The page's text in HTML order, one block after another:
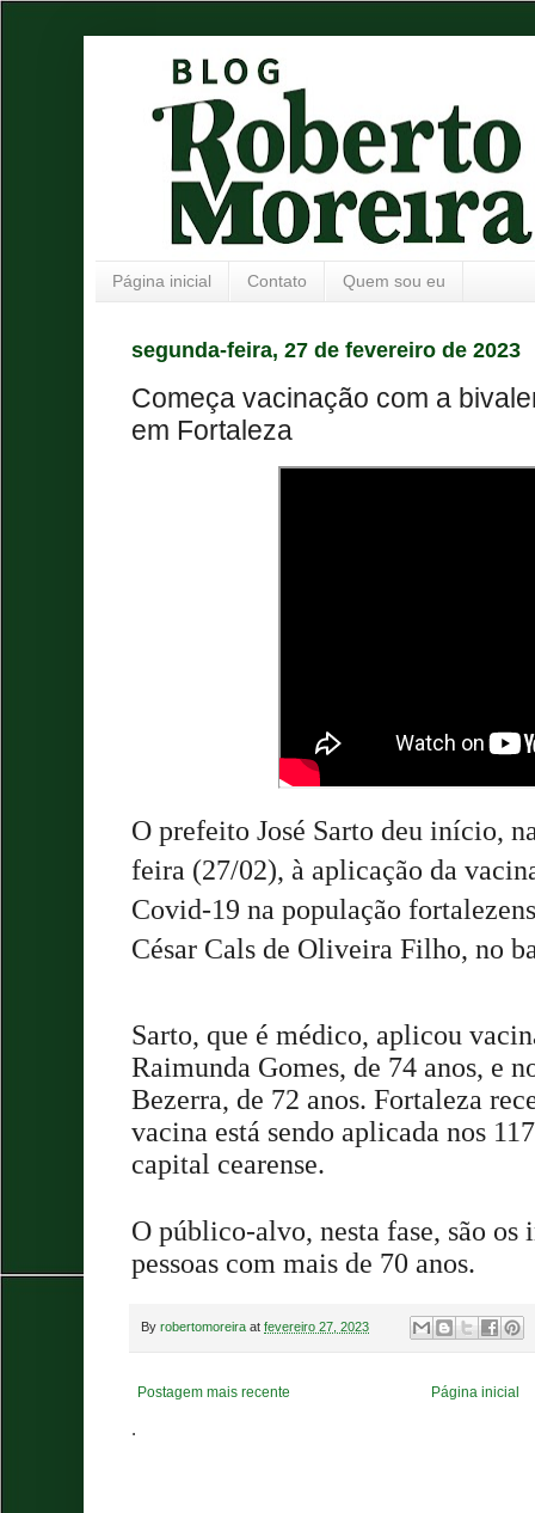
Página inicial Contato Quem sou eu
segunda-feira, 27 de fevereiro de 2023
Começa vacinação com a
em Fortaleza
O prefeito José Sarto deu início,
feira (27/02), à aplicação da
Covid-19 na população
César Cals de Oliveira Filho, no
Sarto, que é médico, aplicou
Raimunda Gomes, de 74 anos, e
Bezerra, de 72 anos. Fortaleza
vacina está sendo aplicada nos
capital cearense.
O público-alvo, nesta fase, são os
pessoas com mais de 70 anos.
By robertomoreira at fevereiro 27, 2023
Postagem mais recente Página inicial
.